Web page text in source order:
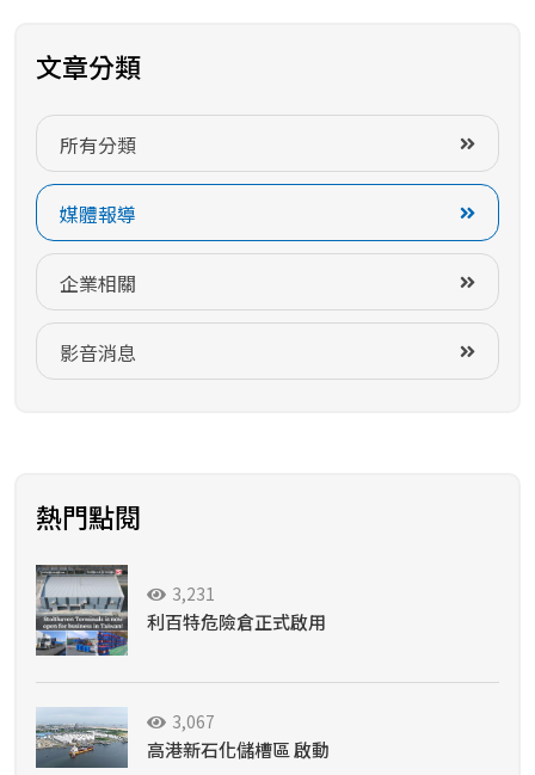
文章分類
所有分類
媒體報導
企業相關
影音消息
熱門點閱
3,231
利百特危險倉正式啟用
3,067
高港新石化儲槽區 啟動